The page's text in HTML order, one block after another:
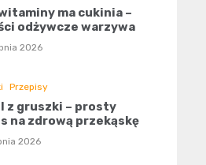
ma cukinia –
odżywcze warzywa
2026
Przepisy
z gruszki – prosty
na zdrową przekąskę
2026